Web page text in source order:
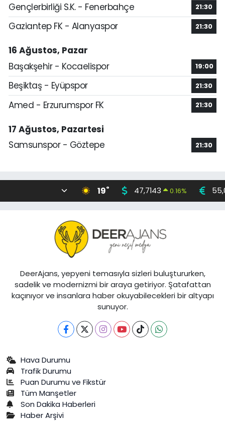
Gençlerbirliği S.K. - Fenerbahçe 21:30
Gaziantep FK - Alanyaspor 21:30
16 Ağustos, Pazar
Başakşehir - Kocaelispor
19:00
Beşiktaş - Eyüpspor 21:30
Amed - Erzurumspor FK 21:30
17 Ağustos, Pazartesi
Samsunspor - Göztepe
21:30
19° 47,7143 0.16%
DeerAjans, yepyeni temasıyla sizleri buluştururken,
sadelik ve modernizmi bir araya getiriyor. Şatafattan
kaçınıyor ve insanlara haber okuyabilecekleri bir altyapı
sunuyor.
Hava Durumu
Trafik Durumu
Puan Durumu ve Fikstür
Tüm Manşetler
Son Dakika Haberleri
Haber Arşivi